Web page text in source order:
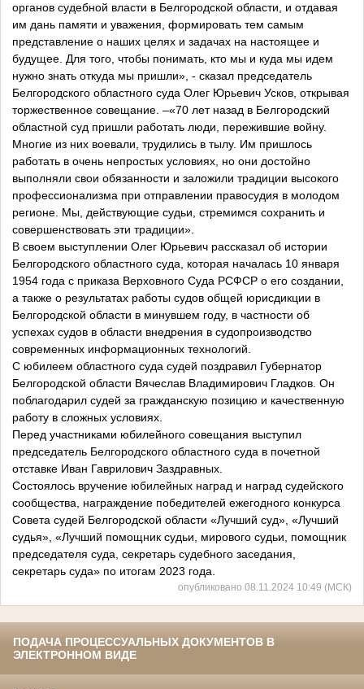
органов судебной власти в Белгородской области, и отдавая
им дань памяти и уважения, формировать тем самым
представление о наших целях и задачах на настоящее и
будущее. Для того, чтобы понимать, кто мы и куда мы идем
нужно знать откуда мы пришли», - сказал председатель
Белгородского областного суда Олег Юрьевич Усков, открывая
торжественное совещание. –«70 лет назад в Белгородский
областной суд пришли работать люди, пережившие войну.
Многие из них воевали, трудились в тылу. Им пришлось
работать в очень непростых условиях, но они достойно
выполняли свои обязанности и заложили традиции высокого
профессионализма при отправлении правосудия в молодом
регионе. Мы, действующие судьи, стремимся сохранить и
совершенствовать эти традиции».
В своем выступлении Олег Юрьевич рассказал об истории
Белгородского областного суда, которая началась 10 января
1954 года с приказа Верховного Суда РСФСР о его создании,
а также о результатах работы судов общей юрисдикции в
Белгородской области в минувшем году, в частности об
успехах судов в области внедрения в судопроизводство
современных информационных технологий.
С юбилеем областного суда судей поздравил Губернатор
Белгородской области Вячеслав Владимирович Гладков. Он
поблагодарил судей за гражданскую позицию и качественную
работу в сложных условиях.
Перед участниками юбилейного совещания выступил
председатель Белгородского областного суда в почетной
отставке Иван Гаврилович Заздравных.
Состоялось вручение юбилейных наград и наград судейского
сообщества, награждение победителей ежегодного конкурса
Совета судей Белгородской области «Лучший суд», «Лучший
судья», «Лучший помощник судьи, мирового судьи, помощник
председателя суда, секретарь судебного заседания,
секретарь суда» по итогам 2023 года.
опубликовано 08.11.2024 10:49 (МСК)
ПОДАЧА ПРОЦЕССУАЛЬНЫХ ДОКУМЕНТОВ В
ЭЛЕКТРОННОМ ВИДЕ